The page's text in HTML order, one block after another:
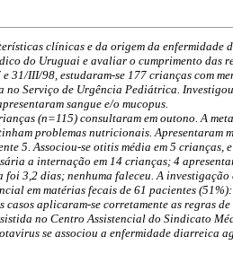
clínicas e da origem da
do Uruguai e avaliar o cumprimento das
31/III/98, estudaram-se 177 crianças com
Serviço de Urgência Pediátrica.
sangue e/o mucopus.
(n=115) consultaram em outono. A
problemas nutricionais. Apresentaram
5. Associou-se otitis média em 5
a internação em 14 crianças; 4
foi 3,2 dias; nenhuma faleceu. A
em matérias fecais de 61 pacientes
casos aplicaram-se corretamente as regras
no Centro Assistencial do Sindicato
se associou a enfermidade diarreica